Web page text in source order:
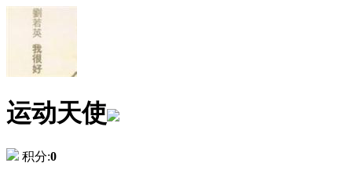
运动天使
积分:0